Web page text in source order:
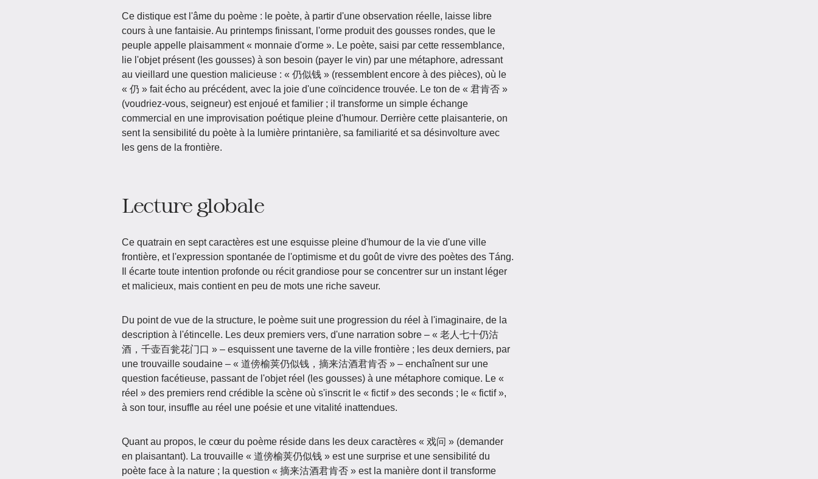
Ce distique est l'âme du poème : le poète, à partir d'une observation réelle, laisse libre
cours à une fantaisie. Au printemps finissant, l'orme produit des gousses rondes, que le
peuple appelle plaisamment « monnaie d'orme ». Le poète, saisi par cette ressemblance,
lie l'objet présent (les gousses) à son besoin (payer le vin) par une métaphore, adressant
au vieillard une question malicieuse : « 仍似钱 » (ressemblent encore à des pièces), où le
« 仍 » fait écho au précédent, avec la joie d'une coïncidence trouvée. Le ton de « 君肯否 »
(voudriez‑vous, seigneur) est enjoué et familier ; il transforme un simple échange
commercial en une improvisation poétique pleine d'humour. Derrière cette plaisanterie, on
sent la sensibilité du poète à la lumière printanière, sa familiarité et sa désinvolture avec
les gens de la frontière.
Lecture globale
Ce quatrain en sept caractères est une esquisse pleine d'humour de la vie d'une ville
frontière, et l'expression spontanée de l'optimisme et du goût de vivre des poètes des Táng.
Il écarte toute intention profonde ou récit grandiose pour se concentrer sur un instant léger
et malicieux, mais contient en peu de mots une riche saveur.
Du point de vue de la structure, le poème suit une progression du réel à l'imaginaire, de la
description à l'étincelle. Les deux premiers vers, d'une narration sobre – « 老人七十仍沽
酒，千壶百瓮花门口 » – esquissent une taverne de la ville frontière ; les deux derniers, par
une trouvaille soudaine – « 道傍榆荚仍似钱，摘来沽酒君肯否 » – enchaînent sur une
question facétieuse, passant de l'objet réel (les gousses) à une métaphore comique. Le «
réel » des premiers rend crédible la scène où s'inscrit le « fictif » des seconds ; le « fictif »,
à son tour, insuffle au réel une poésie et une vitalité inattendues.
Quant au propos, le cœur du poème réside dans les deux caractères « 戏问 » (demander
en plaisantant). La trouvaille « 道傍榆荚仍似钱 » est une surprise et une sensibilité du
poète face à la nature ; la question « 摘来沽酒君肯否 » est la manière dont il transforme